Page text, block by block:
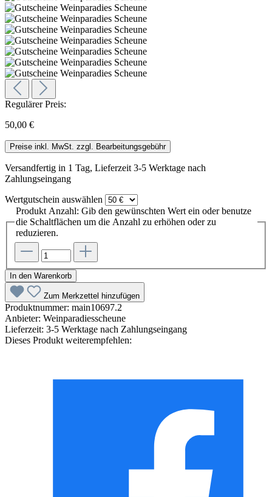
Regulärer Preis:
50,00 €
Preise inkl. MwSt. zzgl. Bearbeitungsgebühr
Versandfertig in 1 Tag, Lieferzeit 3-5 Werktage nach
Zahlungseingang
Wertgutschein auswählen
Produkt Anzahl: Gib den gewünschten Wert ein oder benutze
die Schaltflächen um die Anzahl zu erhöhen oder zu
reduzieren.
In den Warenkorb
Zum Merkzettel hinzufügen
Produktnummer: main10697.2
Anbieter: Weinparadiesscheune
Lieferzeit: 3-5 Werktage nach Zahlungseingang
Dieses Produkt weiterempfehlen: